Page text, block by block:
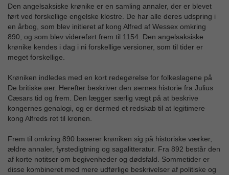
Den angelsaksiske krønike er en samling annaler, der er blevet
ført ved forskellige engelske klostre. De har alle deres udspring i
en årbog, som blev initieret af kong Alfred af Wessex omkring
890, og som blev videreført frem til 1154. Den angelsaksiske
krønike kendes i dag i ni forskellige versioner, som til tider er
meget forskellige.
Krøniken indledes med en kort redegørelse for folkeslagene på
De britiske øer. Herefter beskriver den øernes historie fra Julius
Cæsars tid og frem. Den lægger særlig vægt på at beskrive
kongernes genalogi, og er dermed et redskab til at legitimere
kong Alfreds ret til kronen.
Frem til omkring 890 baserer krøniken sig på historiske værker,
ældre annaler, fyrstedigtning og sagalitteratur. Fra 892 består den
af korte notitser om begivenheder og dødsfald. Sommetider er
disse kombineret med mere udførlige beskrivelser af politiske og